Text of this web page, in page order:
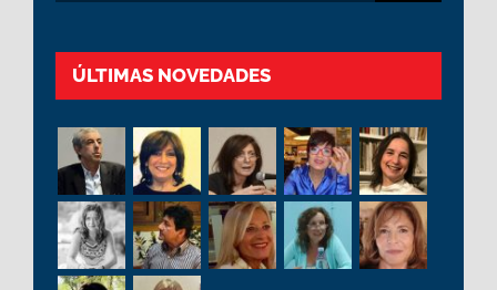
ÚLTIMAS NOVEDADES